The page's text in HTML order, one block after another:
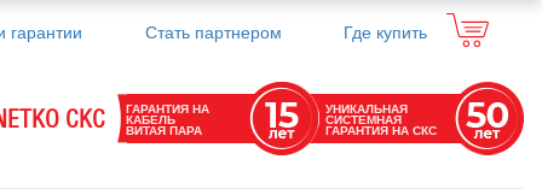
гарантии Стать партнером Где купить
СКС ГАРАНТИЯ НА
КАБЕЛЬ
ВИТАЯ ПАРА
УНИКАЛЬНАЯ
СИСТЕМНАЯ
ГАРАНТИЯ НА СКС